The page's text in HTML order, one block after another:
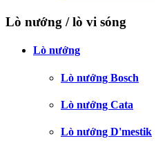
Lò nướng / lò vi sóng
Lò nướng
Lò nướng Bosch
Lò nướng Cata
Lò nướng D'mestik